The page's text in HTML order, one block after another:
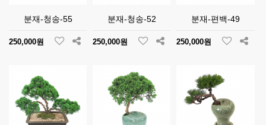
분재-청송-55
250,000원
분재-청송-52
250,000원
분재-편백-49
250,000원